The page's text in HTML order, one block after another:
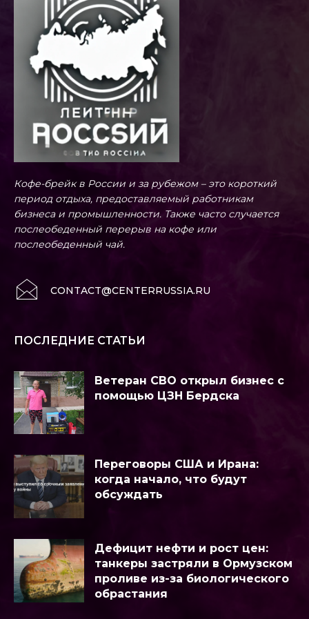
Кофе-брейк в России и за рубежом – это короткий
период отдыха, предоставляемый работникам
бизнеса и промышленности. Также часто случается
послеобеденный перерыв на кофе или
послеобеденный чай.
CONTACT@CENTERRUSSIA.RU
ПОСЛЕДНИЕ СТАТЬИ
Ветеран СВО открыл бизнес с
помощью ЦЗН Бердска
Переговоры США и Ирана:
когда начало, что будут
обсуждать
Дефицит нефти и рост цен:
танкеры застряли в Ормузском
проливе из-за биологического
обрастания